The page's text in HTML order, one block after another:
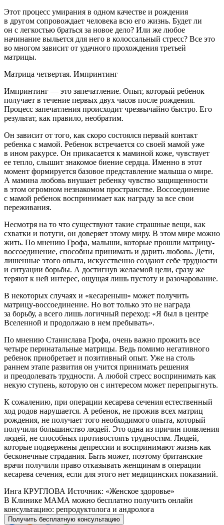
Этот процесс умирания в одном качестве и рождения
в другом сопровождает человека всю его жизнь. Будет ли
он с легкостью браться за новое дело? Или же любое
начинание выльется для него в колоссальный стресс? Все это
во многом зависит от удачного прохождения третьей
матрицы.
Матрица четвертая. Импринтинг
Импринтинг — это запечатление. Опыт, который ребенок
получает в течение первых двух часов после рождения.
Процесс запечатления происходит чрезвычайно быстро. Его
результат, как правило, необратим.
Он зависит от того, как скоро состоялся первый контакт
ребенка с мамой. Ребенок встречается со своей мамой уже
в ином ракурсе. Он прикасается к маминой коже, чувствует
ее тепло, слышит знакомое биение сердца. Именно в этот
момент формируется базовое представление малыша о мире.
А мамина любовь внушает ребенку чувство защищенности
в этом огромном незнакомом пространстве. Воссоединение
с мамой ребенок воспринимает как награду за все свои
переживания.
Несмотря на то что существуют такие страшные вещи, как
схватки и потуги, он доверяет этому миру. В этом мире можно
жить. По мнению Грофа, малыши, которые прошли матрицу-
воссоединение, способны принимать и дарить любовь. Дети,
лишенные этого опыта, искусственно создают себе трудности
и ситуации борьбы. А достигнув желаемой цели, сразу же
теряют к ней интерес, ощущая лишь пустоту и разочарование.
В некоторых случаях и «кесареныш» может получить
матрицу-воссоединение. Но вот только это не награда
за борьбу, а всего лишь логичный переход: «Я был в центре
Вселенной и продолжаю в нем пребывать».
По мнению Станислава Грофа, очень важно прожить все
четыре перинатальные матрицы. Ведь помимо негативного
ребенок приобретает и позитивный опыт. Уже на столь
раннем этапе развития он учится принимать решения
и преодолевать трудности. А любой стресс воспринимать как
некую ступень, которую он с интересом может перепрыгнуть.
К сожалению, при операции кесарева сечения естественный
ход родов нарушается. А ребенок, не прожив всех матриц
рождения, не получает того необходимого опыта, который
получили большинство людей. Это одна из причин появления
людей, не способных противостоять трудностям. Людей,
которые подвержены депрессии и воспринимают жизнь как
бесконечные страдания. Быть может, поэтому британские
врачи получили право отказывать женщинам в операции
кесарева сечения, если для этого нет медицинских показаний.
Инга КРУГЛОВА Источник: «Женское здоровье»
В Клинике МАМА можно бесплатно получить онлайн
консультацию: репродуктолога и андролога
Получить бесплатную консультацию